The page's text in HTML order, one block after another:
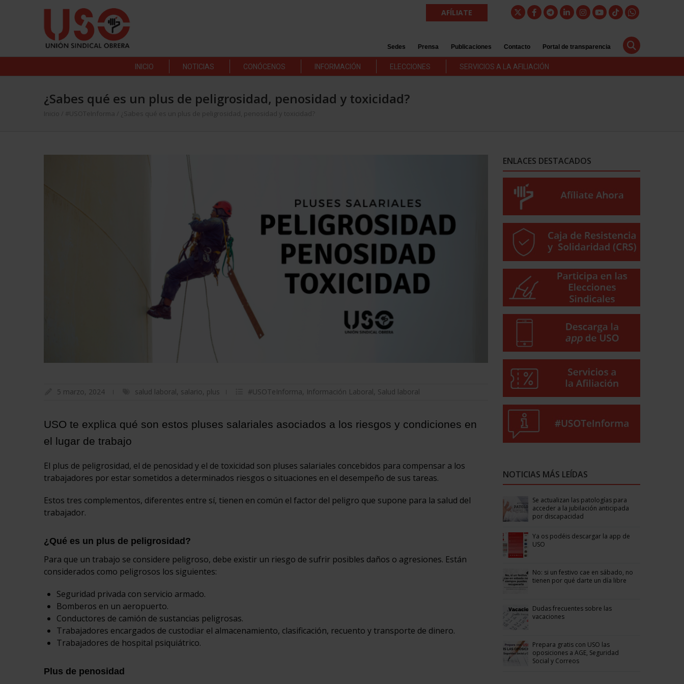
AFÍLIATE
Sedes Prensa Publicaciones Contacto Portal de transparencia
INICIO NOTICIAS CONÓCENOS INFORMACIÓN ELECCIONES SERVICIOS A LA AFILIACIÓN
¿Sabes qué es un plus de peligrosidad, penosidad y toxicidad?
Inicio #USOTeInforma ¿Sabes qué es un plus de peligrosidad, penosidad y toxicidad?
5 marzo, 2024 salud laboral, salario, plus #USOTeInforma, Información Laboral, Salud laboral
USO te explica qué son estos pluses salariales asociados a los riesgos y condiciones en
el lugar de trabajo
El plus de peligrosidad, el de penosidad y el de toxicidad son pluses salariales concebidos para compensar a los
trabajadores por estar sometidos a determinados riesgos o situaciones en el desempeño de sus tareas.
Estos tres complementos, diferentes entre sí, tienen en común el factor del peligro que supone para la salud del
trabajador.
¿Qué es un plus de peligrosidad?
Para que un trabajo se considere peligroso, debe existir un riesgo de sufrir posibles daños o agresiones. Están
considerados como peligrosos los siguientes:
Seguridad privada con servicio armado.
Bomberos en un aeropuerto.
Conductores de camión de sustancias peligrosas.
Trabajadores encargados de custodiar el almacenamiento, clasificación, recuento y transporte de dinero.
Trabajadores de hospital psiquiátrico.
Plus de penosidad
ENLACES DESTACADOS
NOTICIAS MÁS LEÍDAS
Se actualizan las patologías para
acceder a la jubilación anticipada
por discapacidad
Ya os podéis descargar la app de
USO
No: si un festivo cae en sábado, no
tienen por qué darte un día libre
Dudas frecuentes sobre las
vacaciones
Prepara gratis con USO las
oposiciones a AGE, Seguridad
Social y Correos